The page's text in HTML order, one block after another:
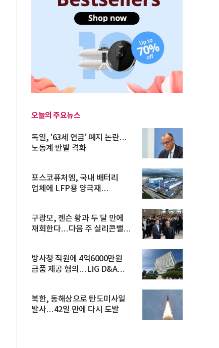
오늘의 주요뉴스
독일, '63세 연금' 폐지 논란…
노동계 반발 격화
포스코퓨처엠, 국내 배터리
업체에 LFP용 양극재
구광모, 젠슨 황과 두 달 만에
재회한다…다음 주 실리콘밸리
방사청 직원에 4억6000만원
금품 제공 혐의…LIG D&A
북한, 동해상으로 탄도미사일
발사…42일 만에 다시 도발